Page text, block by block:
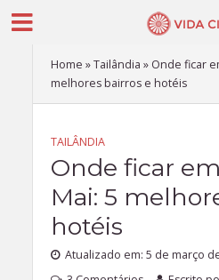
Home »Tailândia » Onde ficar
melhores bairros e hotéis
TAILÂNDIA
Onde ficar
Mai: 5
hotéis
Atualizado em: 5 de março